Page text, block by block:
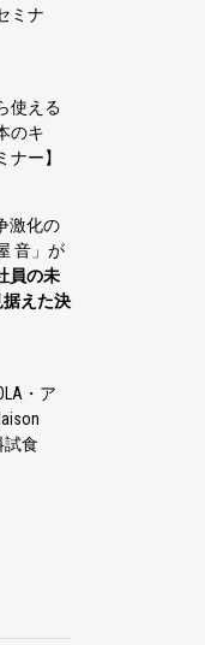
ミナ
使える
のキ
ナー】
激化の
音」が
員の未
えた決
・ア
試食